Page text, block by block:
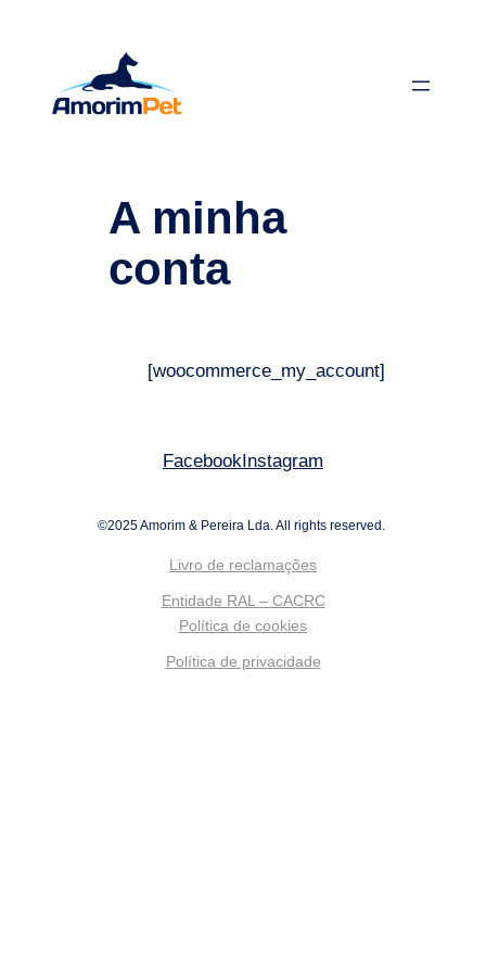
conteúdo
A minha
conta
[woocommerce_my_account]
Facebook Instagram
©2025 Amorim & Pereira Lda. All rights reserved.
Livro de reclamações
Entidade RAL – CACRC
Política de cookies
Política de privacidade